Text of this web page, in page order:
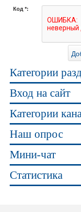
Код *:
Категории
Вход на сайт
Категории
Наш опрос
Мини-чат
Статистика